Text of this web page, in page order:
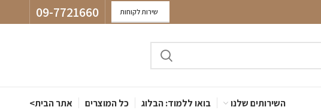
שירות לקוחות 09-7721660
השירותים שלנו בואו ללמוד: הבלוג כל המוצרים אתר הבית>